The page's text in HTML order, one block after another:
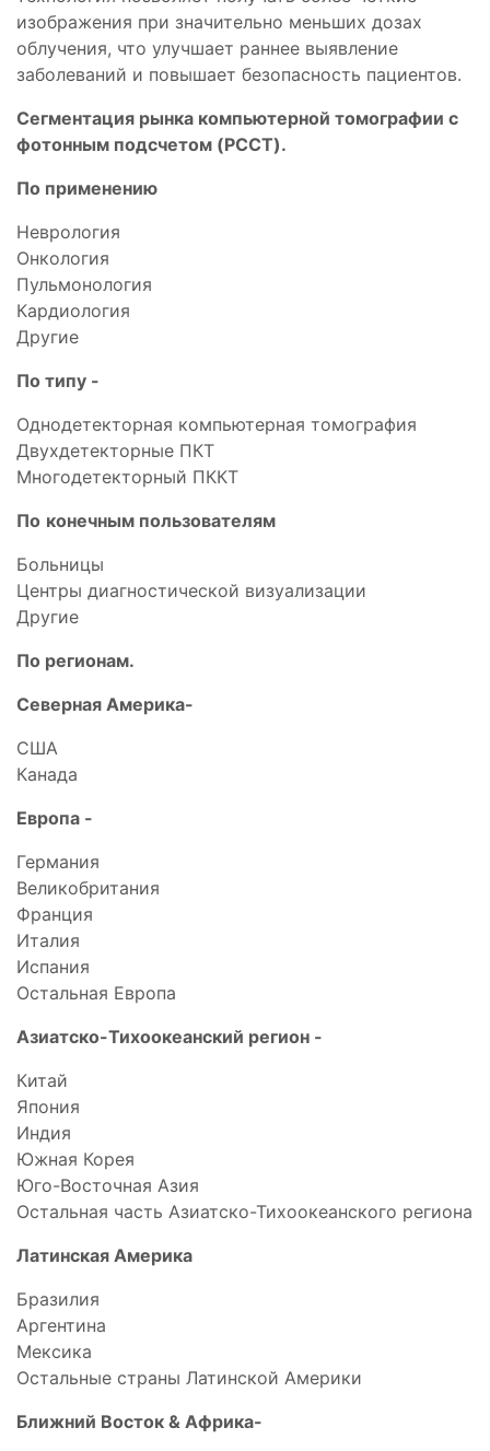
изображения при значительно меньших дозах
облучения, что улучшает раннее выявление
заболеваний и повышает безопасность пациентов.
Сегментация рынка компьютерной томографии с
фотонным подсчетом (PCCT).
По применению
Неврология
Онкология
Пульмонология
Кардиология
Другие
По типу -
Однодетекторная компьютерная томография
Двухдетекторные ПКТ
Многодетекторный ПККТ
По конечным пользователям
Больницы
Центры диагностической визуализации
Другие
По регионам.
Северная Америка-
США
Канада
Европа -
Германия
Великобритания
Франция
Италия
Испания
Остальная Европа
Азиатско-Тихоокеанский регион -
Китай
Япония
Индия
Южная Корея
Юго-Восточная Азия
Остальная часть Азиатско-Тихоокеанского региона
Латинская Америка
Бразилия
Аргентина
Мексика
Остальные страны Латинской Америки
Ближний Восток & Африка-